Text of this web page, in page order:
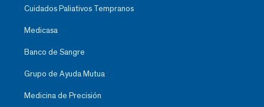
Cuidados Paliativos Tempranos
Medicasa
Banco de Sangre
Grupo de Ayuda Mutua
Medicina de Precisión